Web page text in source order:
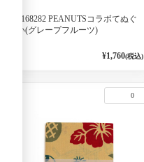
6168282 PEANUTSコラボてぬぐ
い(グレープフルーツ)
¥1,760(税込)
0